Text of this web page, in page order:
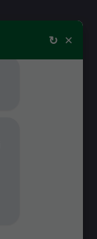
↻ ×